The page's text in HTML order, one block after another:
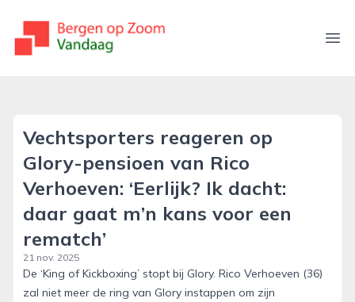
bergenopzoomvandaag.nl
Vechtsporters reageren op
Glory-pensioen van Rico
Verhoeven: ‘Eerlijk? Ik dacht:
daar gaat m’n kans voor een
rematch’
21 nov. 2025
De ‘King of Kickboxing’ stopt bij Glory. Rico Verhoeven (36)
zal niet meer de ring van Glory instappen om zijn